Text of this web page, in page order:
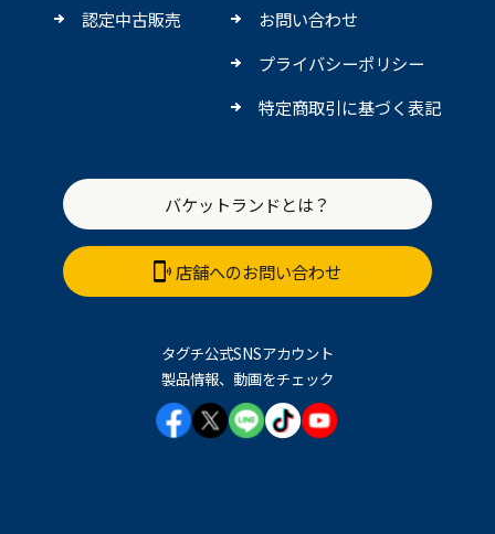
認定中古販売
お問い合わせ
プライバシーポリシー
特定商取引に基づく表記
バケットランドとは？
店舗へのお問い合わせ
タグチ公式SNSアカウント
製品情報、動画をチェック